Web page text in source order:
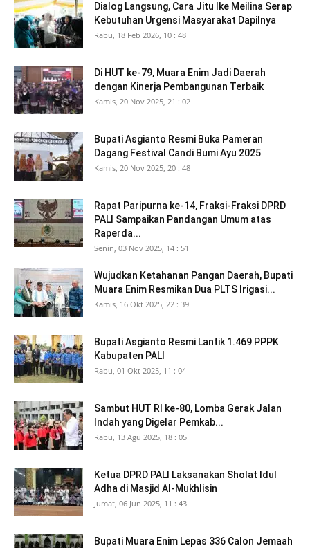
Dialog Langsung, Cara Jitu Ike Meilina Serap
Kebutuhan Urgensi Masyarakat Dapilnya
Rabu, 18 Feb 2026, 10 : 48
Di HUT ke-79, Muara Enim Jadi Daerah
dengan Kinerja Pembangunan Terbaik
Kamis, 20 Nov 2025, 21 : 02
Bupati Asgianto Resmi Buka Pameran
Dagang Festival Candi Bumi Ayu 2025
Kamis, 20 Nov 2025, 20 : 48
Rapat Paripurna ke-14, Fraksi-Fraksi DPRD
PALI Sampaikan Pandangan Umum atas
Raperda...
Senin, 03 Nov 2025, 14 : 51
Wujudkan Ketahanan Pangan Daerah, Bupati
Muara Enim Resmikan Dua PLTS Irigasi...
Kamis, 16 Okt 2025, 22 : 39
Bupati Asgianto Resmi Lantik 1.469 PPPK
Kabupaten PALI
Rabu, 01 Okt 2025, 11 : 04
Sambut HUT RI ke-80, Lomba Gerak Jalan
Indah yang Digelar Pemkab...
Rabu, 13 Agu 2025, 18 : 05
Ketua DPRD PALI Laksanakan Sholat Idul
Adha di Masjid Al-Mukhlisin
Jumat, 06 Jun 2025, 11 : 43
Bupati Muara Enim Lepas 336 Calon Jemaah